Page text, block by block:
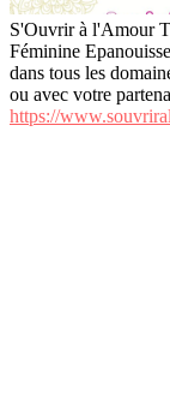
S'Ouvrir à l'Amour
Féminine
dans tous les
ou avec votre
https://